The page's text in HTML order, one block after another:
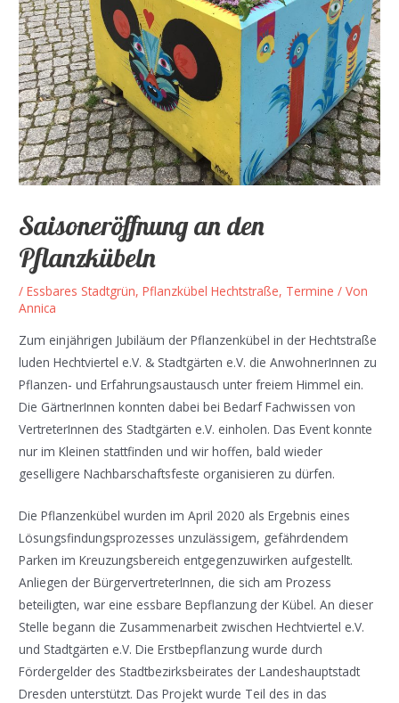
Saisoneröffnung an den
Pflanzkübeln
/Essbares Stadtgrün,Pflanzkübel Hechtstraße, Termine / Von
Annica
Zum einjährigen Jubiläum der Pflanzenkübel in der Hechtstraße
luden Hechtviertel e.V. & Stadtgärten e.V. die AnwohnerInnen zu
Pflanzen- und Erfahrungsaustausch unter freiem Himmel ein.
Die GärtnerInnen konnten dabei bei Bedarf Fachwissen von
VertreterInnen des Stadtgärten e.V. einholen. Das Event konnte
nur im Kleinen stattfinden und wir hoffen, bald wieder
geselligere Nachbarschaftsfeste organisieren zu dürfen.
Die Pflanzenkübel wurden im April 2020 als Ergebnis eines
Lösungsfindungsprozesses unzulässigem, gefährdendem
Parken im Kreuzungsbereich entgegenzuwirken aufgestellt.
Anliegen der BürgervertreterInnen, die sich am Prozess
beteiligten, war eine essbare Bepflanzung der Kübel. An dieser
Stelle begann die Zusammenarbeit zwischen Hechtviertel e.V.
und Stadtgärten e.V. Die Erstbepflanzung wurde durch
Fördergelder des Stadtbezirksbeirates der Landeshauptstadt
Dresden unterstützt. Das Projekt wurde Teil des in das